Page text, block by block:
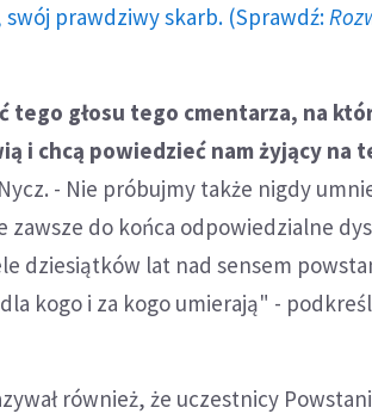
swój prawdziwy skarb. (Sprawdź:
tego głosu tego cmentarza, na
i chcą powiedzieć nam żyjący na
- Nie próbujmy także nigdy
zawsze do końca odpowiedzialne
dziesiątków lat nad sensem
kogo i za kogo umierają" -
również, że uczestnicy